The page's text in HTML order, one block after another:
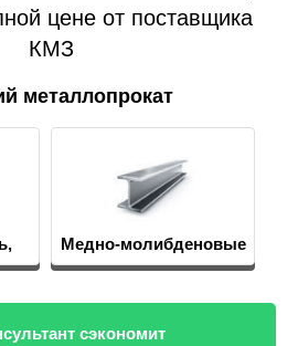
цене от поставщика
КМЗ
металлопрокат
Медно-молибденовые
псевдосплавы
сэкономит